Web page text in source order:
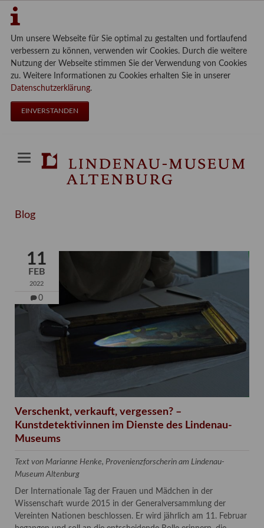
Um unsere Webseite für Sie optimal zu gestalten und fortlaufend
verbessern zu können, verwenden wir Cookies. Durch die weitere
Nutzung der Webseite stimmen Sie der Verwendung von Cookies
zu. Weitere Informationen zu Cookies erhalten Sie in unserer
Datenschutzerklärung.
EINVERSTANDEN
Blog
11
FEB
2022
0
Verschenkt, verkauft, vergessen? –
Kunstdetektivinnen im Dienste des Lindenau-
Museums
Text von Marianne Henke, Provenienzforscherin am Lindenau-
Museum Altenburg
Der Internationale Tag der Frauen und Mädchen in der
Wissenschaft wurde 2015 in der Generalversammlung der
Vereinten Nationen beschlossen. Er wird jährlich am 11. Februar